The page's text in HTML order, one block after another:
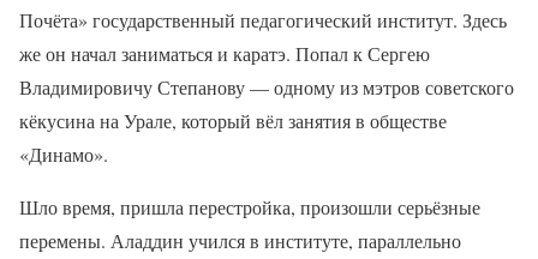
Почёта» государственный педагогический институт. Здесь
же он начал заниматься и каратэ. Попал к Сергею
Владимировичу Степанову — одному из мэтров советского
кёкусина на Урале, который вёл занятия в обществе
«Динамо».
Шло время, пришла перестройка, произошли серьёзные
перемены. Аладдин учился в институте, параллельно